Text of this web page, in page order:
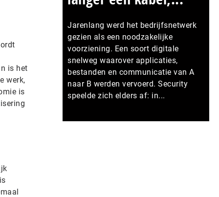
is het
werk,
is
Jarenlang werd het bedrijfsnetwerk
gezien als een noodzakelijke
voorziening. Een soort digitale
snelweg waarover applicaties,
bestanden en communicatie van A
naar B werden vervoerd. Security
speelde zich elders af: in...